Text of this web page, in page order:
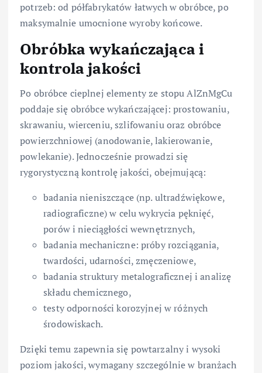
potrzeb: od półfabrykatów łatwych w obróbce, po
maksymalnie umocnione wyroby końcowe.
Obróbka wykańczająca i
kontrola jakości
Po obróbce cieplnej elementy ze stopu AlZnMgCu
poddaje się obróbce wykańczającej: prostowaniu,
skrawaniu, wierceniu, szlifowaniu oraz obróbce
powierzchniowej (anodowanie, lakierowanie,
powlekanie). Jednocześnie prowadzi się
rygorystyczną kontrolę jakości, obejmującą:
badania nieniszczące (np. ultradźwiękowe,
radiograficzne) w celu wykrycia pęknięć,
porów i nieciągłości wewnętrznych,
badania mechaniczne: próby rozciągania,
twardości, udarności, zmęczeniowe,
badania struktury metalograficznej i analizę
składu chemicznego,
testy odporności korozyjnej w różnych
środowiskach.
Dzięki temu zapewnia się powtarzalny i wysoki
poziom jakości, wymagany szczególnie w branżach